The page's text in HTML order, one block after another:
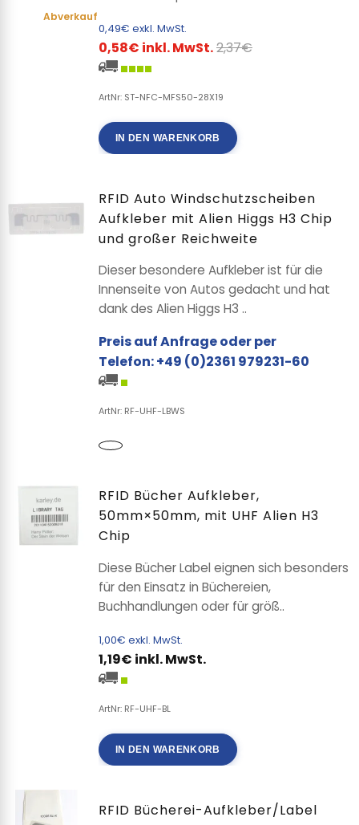
Abverkauf
0,49€ exkl. MwSt.
0,58€ inkl. MwSt.2,37€
ArtNr: ST-NFC-MFS50-28X19
IN DEN WARENKORB
RFID Auto Windschutzscheiben
Aufkleber mit Alien Higgs H3 Chip
und großer Reichweite
Dieser besondere Aufkleber ist für die
Innenseite von Autos gedacht und hat
dank des Alien Higgs H3 ..
Preis auf Anfrage oder per
Telefon: +49 (0)2361 979231-60
ArtNr: RF-UHF-LBWS
RFID Bücher Aufkleber,
50mm×50mm, mit UHF Alien H3
Chip
Diese Bücher Label eignen sich besonders
für den Einsatz in Büchereien,
Buchhandlungen oder für größ..
1,00€ exkl. MwSt.
1,19€ inkl. MwSt.
ArtNr: RF-UHF-BL
IN DEN WARENKORB
RFID Bücherei-Aufkleber/Label